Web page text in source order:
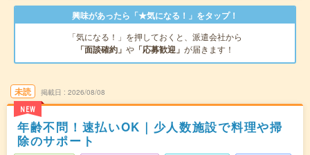
興味があったら「★気になる！」をタップ！
「気になる！」を押しておくと、派遣会社から
「面談確約」 や 「応募歓迎」 が届きます！
未読
NEW
掲載日 2026/08/08
年齢不問！速払いOK｜少人数施設で料理や掃
除のサポート